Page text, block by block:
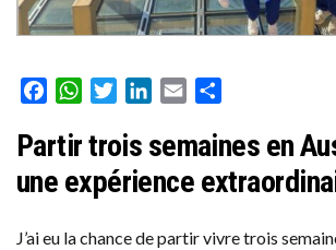
FacebookWhatsAppTwitterLinkedIn
Email
Partir trois semaines en
une expérience
J’ai eu la chance de partir vivre trois